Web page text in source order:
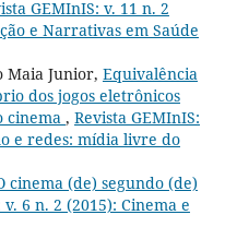
GEMInIS: v. 11 n. 2
e Narrativas em Saúde
Maia Junior, Equivalência
dos jogos eletrônicos
cinema , Revista GEMInIS:
e redes: mídia livre do
cinema (de) segundo (de)
6 n. 2 (2015): Cinema e